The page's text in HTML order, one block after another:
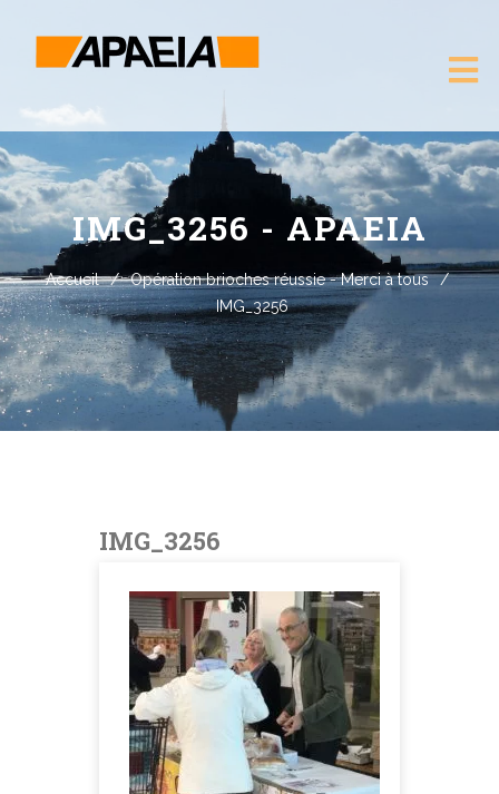
IMG_3256 - APAEIA
Accueil / Opération brioches réussie - Merci à tous
/
IMG_3256
IMG_3256